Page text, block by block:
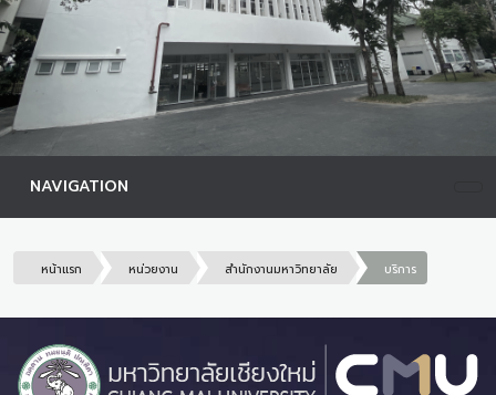
NAVIGATION
หน้าแรก หน่วยงาน สำนักงานมหาวิทยาลัย บริการ